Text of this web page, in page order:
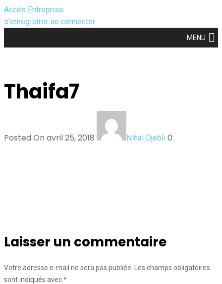
Accès Entreprise
s’enregistrer se connecter
MENU
Thaifa7
Posted On avril 25, 2018 Nihal Djebli 0
Laisser un commentaire
Votre adresse e-mail ne sera pas publiée. Les champs obligatoires
sont indiqués avec*